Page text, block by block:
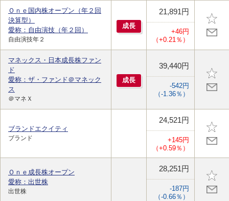
Ｏｎｅ国内株オープン（年２回
決算型）
愛称：自由演技（年２回）
自由演技年２
成長
21,891円
+46円
（+0.21％）
マネックス・日本成長株ファン
ド
愛称：ザ・ファンド＠マネック
ス
＠マネＸ
成長
39,440円
-542円
（-1.36％）
ブランドエクイティ
ブランド
24,521円
+145円
（+0.59％）
Ｏｎｅ成長株オープン
愛称：出世株
出世株
28,251円
-187円
（-0.66％）